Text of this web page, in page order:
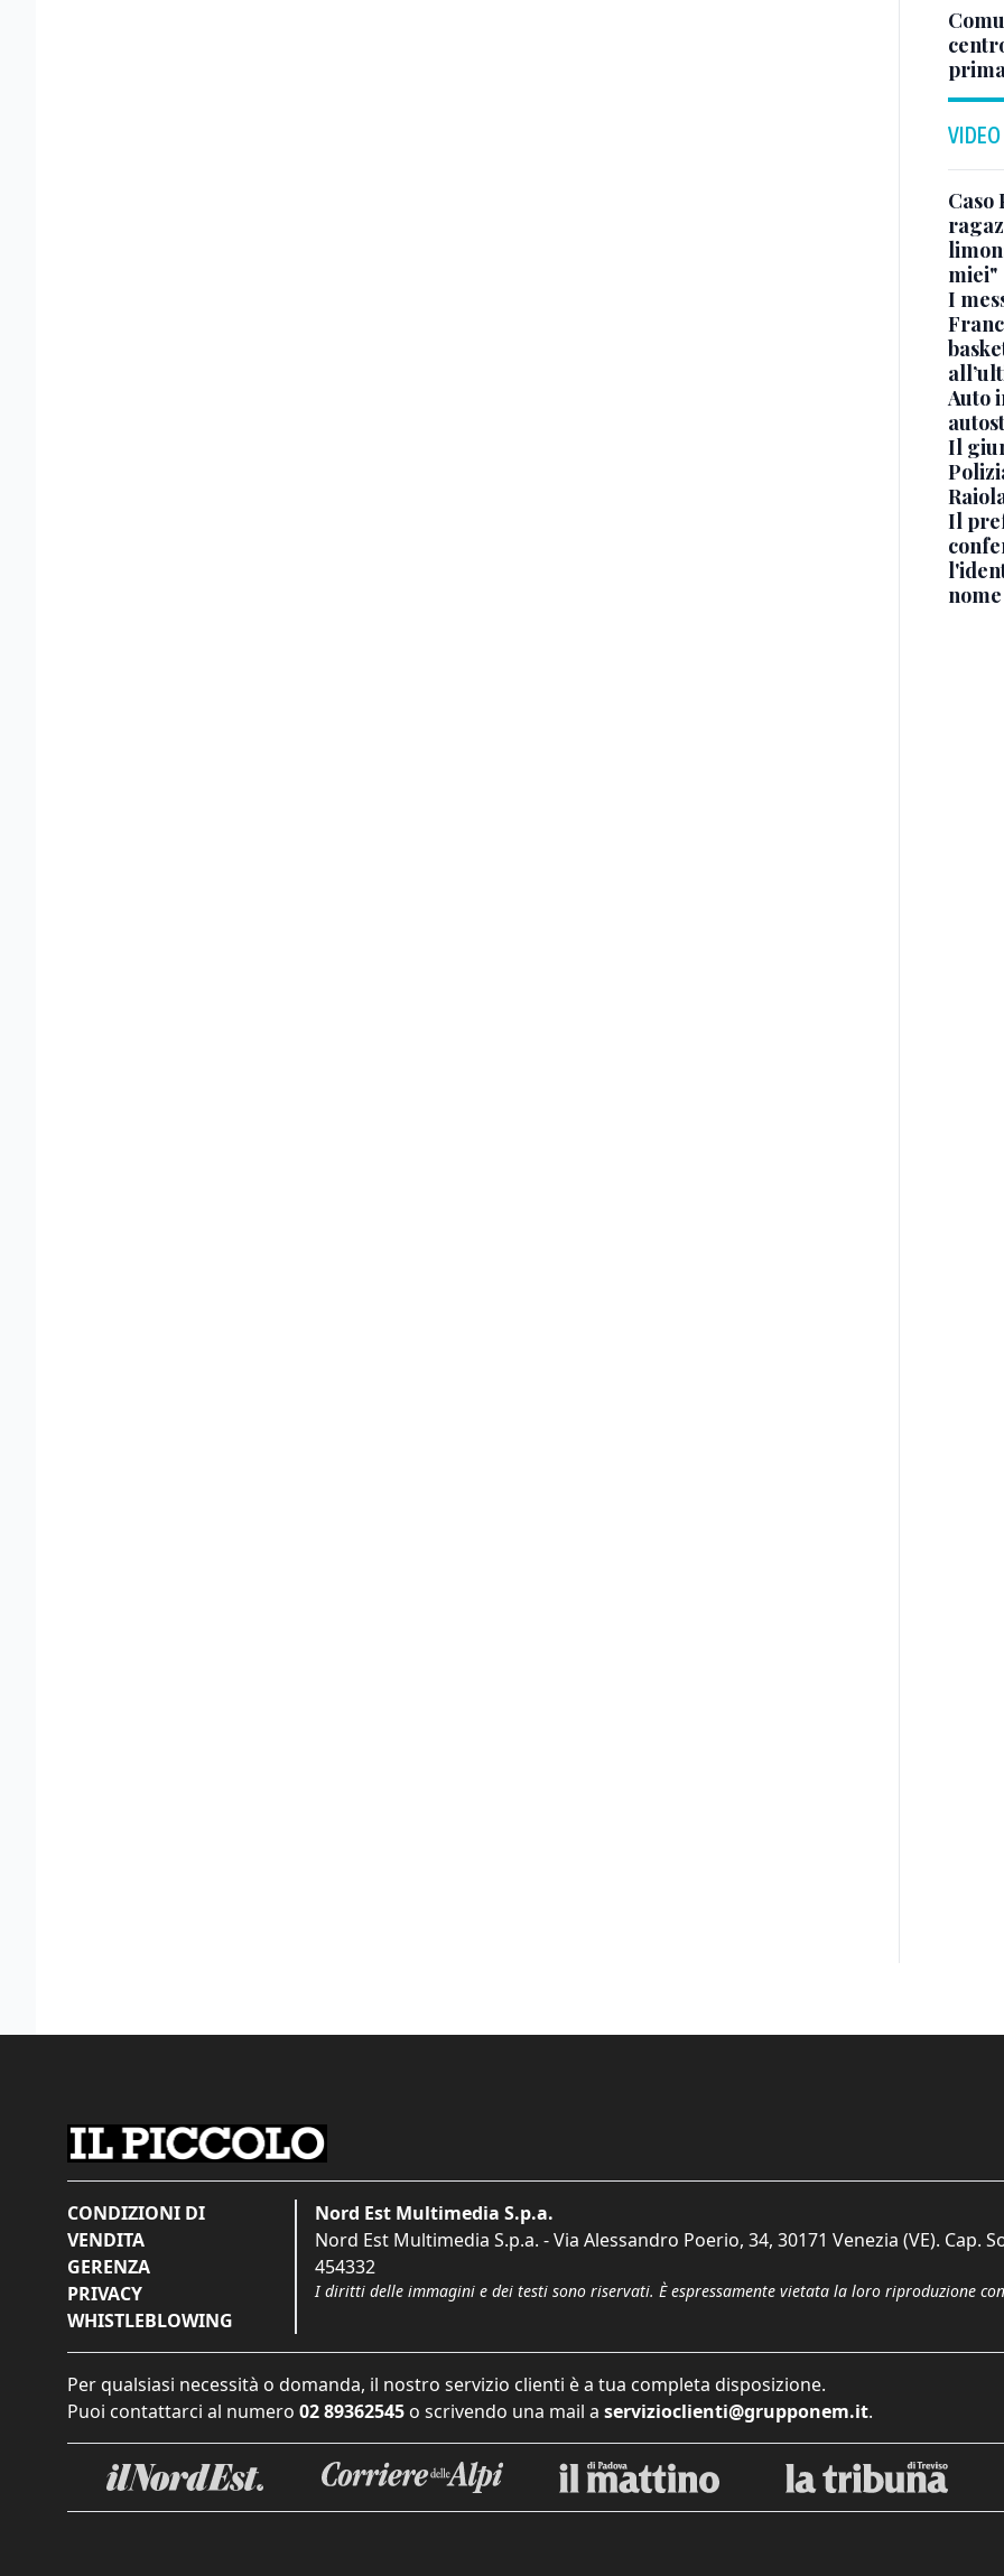
VIDEO
Caso
miei"
I
Auto
Il
Il
nome
CONDIZIONI DI
VENDITA
GERENZA
PRIVACY
WHISTLEBLOWING
Nord Est Multimedia S.p.a.
Nord Est Multimedia S.p.a. - Via Alessandro Poerio, 34, 30171 Venezia (VE). Cap.
454332
I diritti delle immagini e dei testi sono riservati. È espressamente vietata la loro riproduzione
Per qualsiasi necessità o domanda, il nostro servizio clienti è a tua completa disposizione.
Puoi contattarci al numero 02 89362545 o scrivendo una mail a servizioclienti@grupponem.it.